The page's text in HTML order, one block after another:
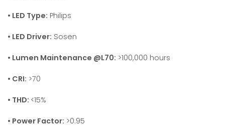
• LED Type: Philips
• LED Driver: Sosen
• Lumen Maintenance @L70: >100,000 hours
• CRI: >70
• THD: <15%
• Power Factor: >0.95